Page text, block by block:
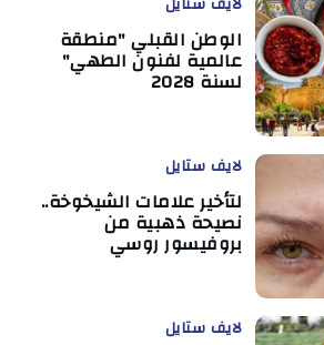
الوطن القبلي "منطقة
عالمية لفنون الطهي"
لسنة 2028
لايف ستايل
لتأخير علامات الشيخوخة..
نصيحة ذهبية من
بروفيسور روسي
لايف ستايل